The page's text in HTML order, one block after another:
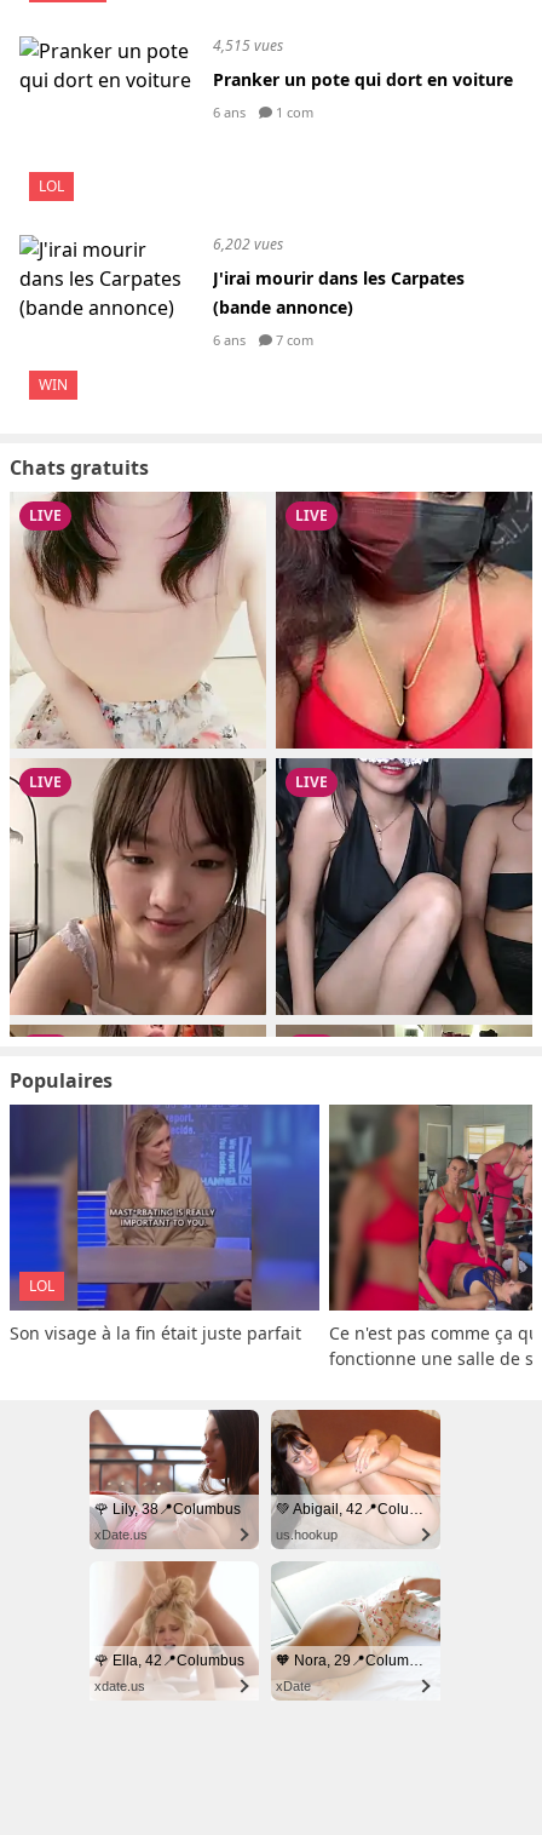
LOL
4,515 vues
Pranker un pote qui dort en voiture
6 ans 1 com
WIN
6,202 vues
J'irai mourir dans les Carpates
(bande annonce)
6 ans 7 com
Chats gratuits
Populaires
LOL
Son visage à la fin était juste parfait
Ce n'est pas comme ça
fonctionne une salle de